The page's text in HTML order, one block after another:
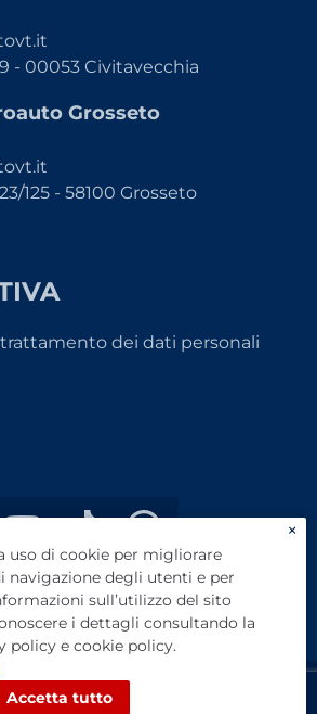
- 00053 Civitavecchia
Grosseto
125 - 58100 Grosseto
dei dati personali
- P.IVA: 10417221008
×
uso di cookie per migliorare
navigazione degli utenti e per
sull’utilizzo del sito
i dettagli consultando la
policy e cookie policy.
Accetta tutto